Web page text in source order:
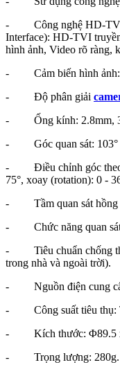
- Công nghệ HD-TVI
Interface): HD-TVI
hình ảnh, Video rõ ràng,
- Cảm biến hình ảnh:
- Độ phân giải
- Ống kính: 2.8mm,
- Góc quan sát: 103°
- Điều chỉnh góc theo
75°, xoay (rotation): 0 -
- Tầm quan sát hồng
- Chức năng quan sát
- Tiêu chuẩn chống
trong nhà và ngoài trời).
- Nguồn điện cung
- Công suất tiêu thụ:
- Kích thước: Φ89.5 x
- Trọng lượng: 280g.